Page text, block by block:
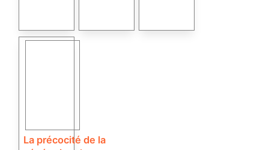
La précocité de la